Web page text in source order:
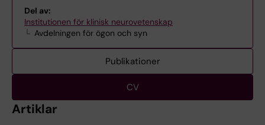
Del av:
Institutionen för klinisk neurovetenskap
Avdelningen för ögon och syn
Publikationer
CV
Artiklar